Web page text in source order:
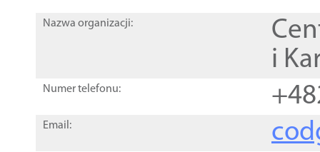
Nazwa organizacji:
i
Numer telefonu:
Email: